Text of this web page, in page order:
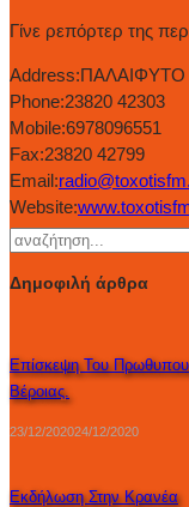
Γίνε ρεπόρτερ της
Address:ΠΑΛΑΙΦΥΤΟ
Phone:23820 42303
Mobile:6978096551
Fax:23820 42799
Email:
Website:
Δημοφιλή άρθρα
Eπίσκεψη Του
Βέροιας.
23/12/202024/12/2020
Εκδήλωση Στην Κρανέα